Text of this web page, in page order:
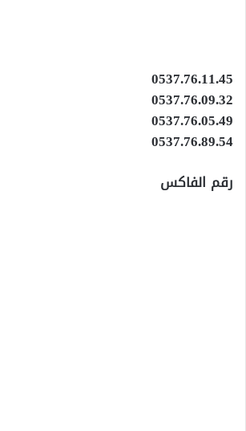
0537.76.11.45
0537.76.09.32
0537.76.05.49
0537.76.89.54
رقم الفاكس